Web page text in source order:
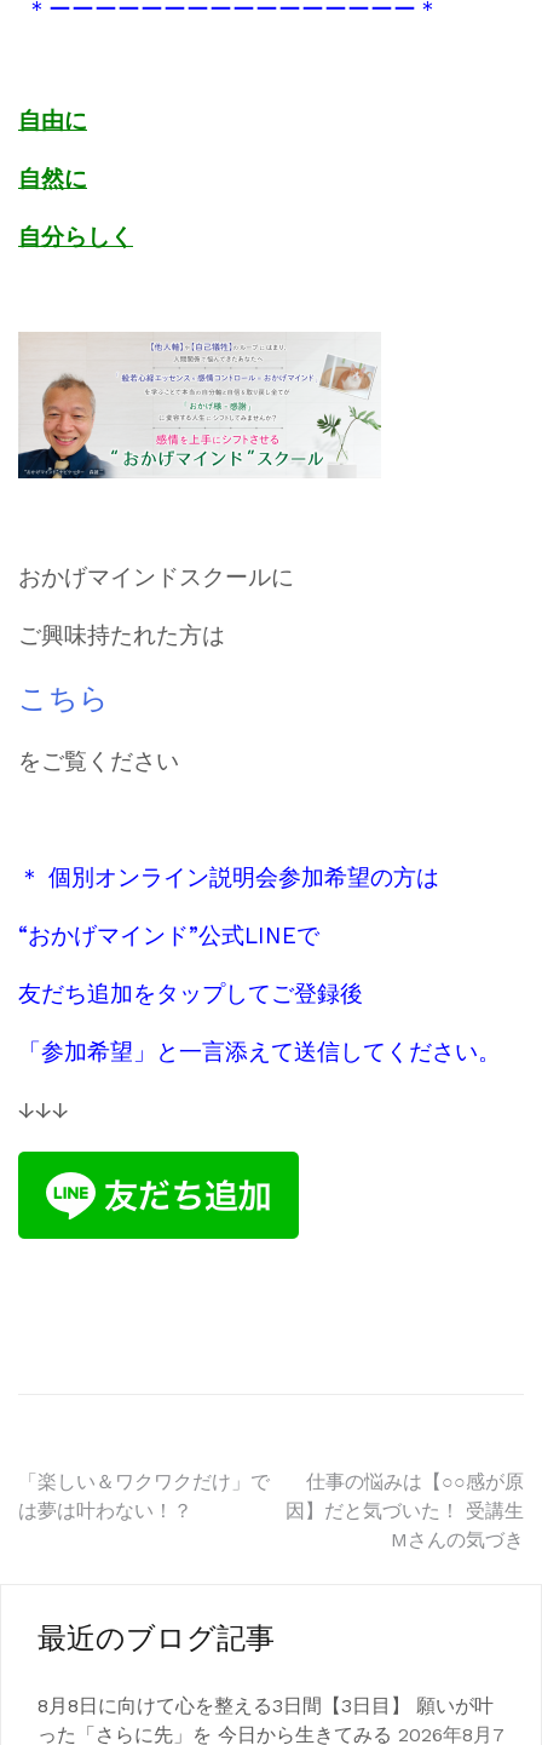
＊ーーーーーーーーーーーーーーーー＊
自由に
自然に
自分らしく
おかげマインドスクールに
ご興味持たれた方は
こちら
をご覧ください
＊ 個別オンライン説明会参加希望の方は
“おかげマインド”公式LINEで
友だち追加をタップしてご登録後
「参加希望」と一言添えて送信してください。
↓↓↓
投
稿
ビ
ー
「楽しい＆ワクワクだけ」で
は夢は叶わない！？
仕事の悩みは【○○感が原
因】だと気づいた！ 受講生
Mさんの気づき
最近のブログ記事
8月8日に向けて心を整える3日間【3日目】 願いが叶
った「さらに先」を 今日から生きてみる 2026年8月7